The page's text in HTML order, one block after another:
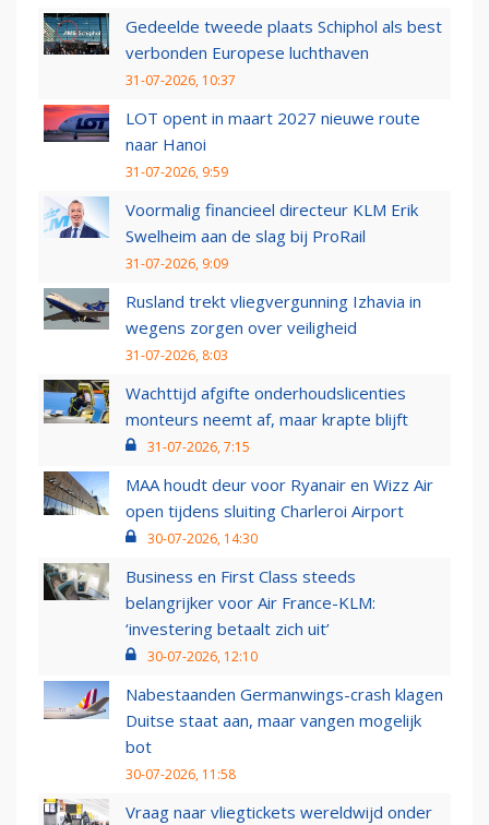
Gedeelde tweede plaats Schiphol als best
verbonden Europese luchthaven
31-07-2026, 10:37
LOT opent in maart 2027 nieuwe route
naar Hanoi
31-07-2026, 9:59
Voormalig financieel directeur KLM Erik
Swelheim aan de slag bij ProRail
31-07-2026, 9:09
Rusland trekt vliegvergunning Izhavia in
wegens zorgen over veiligheid
31-07-2026, 8:03
Wachttijd afgifte onderhoudslicenties
monteurs neemt af, maar krapte blijft
31-07-2026, 7:15
MAA houdt deur voor Ryanair en Wizz Air
open tijdens sluiting Charleroi Airport
30-07-2026, 14:30
Business en First Class steeds
belangrijker voor Air France-KLM:
‘investering betaalt zich uit’
30-07-2026, 12:10
Nabestaanden Germanwings-crash klagen
Duitse staat aan, maar vangen mogelijk
bot
30-07-2026, 11:58
Vraag naar vliegtickets wereldwijd onder